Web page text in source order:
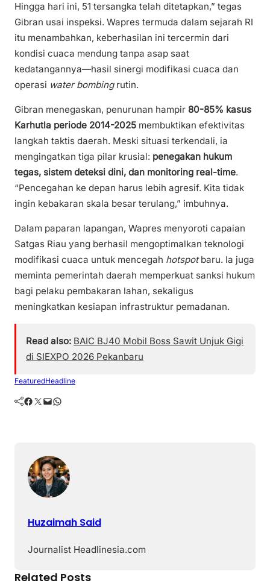
Hingga hari ini, 51 tersangka telah ditetapkan,” tegas
Gibran usai inspeksi. Wapres termuda dalam sejarah RI
itu menambahkan, keberhasilan ini tercermin dari
kondisi cuaca mendung tanpa asap saat
kedatangannya—hasil sinergi modifikasi cuaca dan
operasi water bombingrutin.
Gibran menegaskan, penurunan hampir 80-85% kasus
Karhutla periode 2014-2025 membuktikan efektivitas
langkah taktis daerah. Meski situasi terkendali, ia
mengingatkan tiga pilar krusial: penegakan hukum
tegas, sistem deteksi dini, dan monitoring real-time.
“Pencegahan ke depan harus lebih agresif. Kita tidak
ingin kebakaran skala besar terulang,” imbuhnya.
Dalam paparan lapangan, Wapres menyoroti capaian
Satgas Riau yang berhasil mengoptimalkan teknologi
modifikasi cuaca untuk mencegah hotspotbaru. Ia juga
meminta pemerintah daerah memperkuat sanksi hukum
bagi pelaku pembakaran lahan, sekaligus
meningkatkan kesiapan infrastruktur pemadanan.
Read also: BAIC BJ40 Mobil Boss Sawit Unjuk Gigi
di SIEXPO 2026 Pekanbaru
FeaturedHeadline
Facebook Twitter Mail WhatsApp
Huzaimah Said
Journalist Headlinesia.com
Related Posts